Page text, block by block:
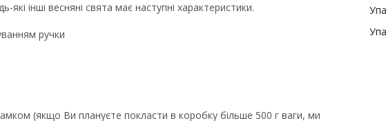
інші весняні свята має наступні характеристики.
ручки
(якщо Ви плануєте покласти в коробку більше 500 г ваги, ми